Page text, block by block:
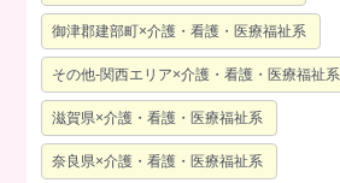
御津郡建部町×介護・看護・医療福祉系
その他-関西エリア×介護・看護・医療福祉系
滋賀県×介護・看護・医療福祉系
奈良県×介護・看護・医療福祉系